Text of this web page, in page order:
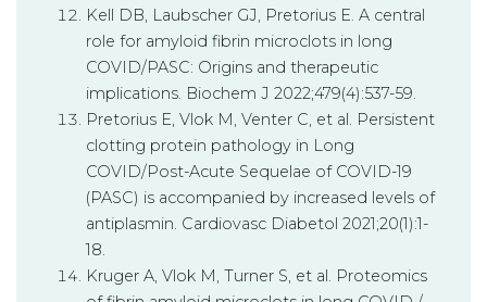
Kell DB, Laubscher GJ, Pretorius E. A central
role for amyloid fibrin microclots in long
COVID/PASC: Origins and therapeutic
implications. Biochem J 2022;479(4):537-59.
Pretorius E, Vlok M, Venter C, et al. Persistent
clotting protein pathology in Long
COVID/Post-Acute Sequelae of COVID-19
(PASC) is accompanied by increased levels of
antiplasmin. Cardiovasc Diabetol 2021;20(1):1-
18.
Kruger A, Vlok M, Turner S, et al. Proteomics